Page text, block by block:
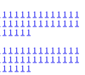
1 1 1 1 1 1 1 1 1 1 1 1 1
1 1 1 1 1 1 1 1 1 1 1 1 1
1 1 1 1 1
1 1 1 1 1 1 1 1 1 1 1 1 1
1 1 1 1 1 1 1 1 1 1 1 1 1
1 1 1 1 1